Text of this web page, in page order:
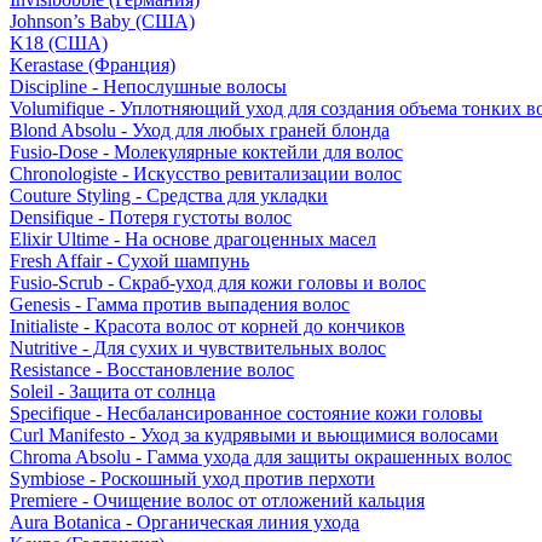
Johnson’s Baby (США)
K18 (США)
Kerastase (Франция)
Discipline - Непослушные волосы
Volumifique - Уплотняющий уход для создания объема тонких
Blond Absolu - Уход для любых граней блонда
Fusio-Dose - Молекулярные коктейли для волос
Chronologiste - Искусство ревитализации волос
Couture Styling - Средства для укладки
Densifique - Потеря густоты волос
Elixir Ultime - На основе драгоценных масел
Fresh Affair - Сухой шампунь
Fusio-Scrub - Скраб-уход для кожи головы и волос
Genesis - Гамма против выпадения волос
Initialiste - Красота волос от корней до кончиков
Nutritive - Для сухих и чувствительных волос
Resistance - Восстановление волос
Soleil - Защита от солнца
Specifique - Несбалансированное состояние кожи головы
Curl Manifesto - Уход за кудрявыми и вьющимися волосами
Chroma Absolu - Гамма ухода для защиты окрашенных волос
Symbiose - Роскошный уход против перхоти
Premiere - Очищение волос от отложений кальция
Aura Botanica - Органическая линия ухода